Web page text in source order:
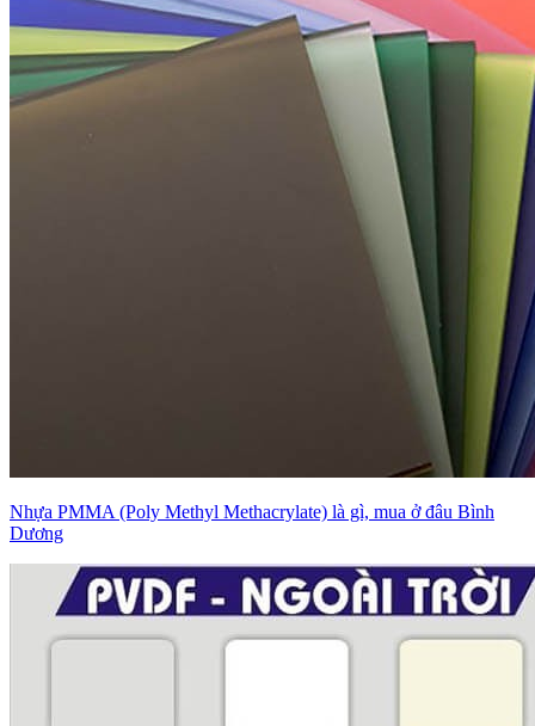
Nhựa PMMA (Poly Methyl Methacrylate) là gì, mua ở đâu Bình
Dương